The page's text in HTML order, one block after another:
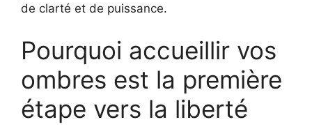
de clarté et de puissance.
Pourquoi accueillir vos
ombres est la première
étape vers la liberté